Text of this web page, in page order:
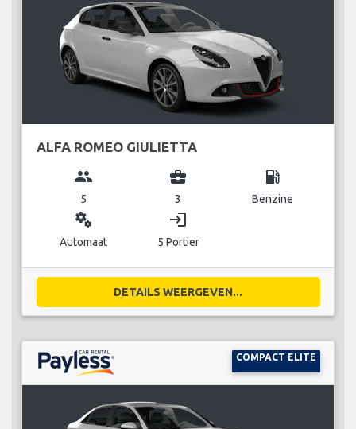
ALFA ROMEO GIULIETTA
group
5
business_center
3
local_gas_station
Benzine
miscellaneous_services
Automaat
login
5 Portier
DETAILS WEERGEVEN...
COMPACT ELITE